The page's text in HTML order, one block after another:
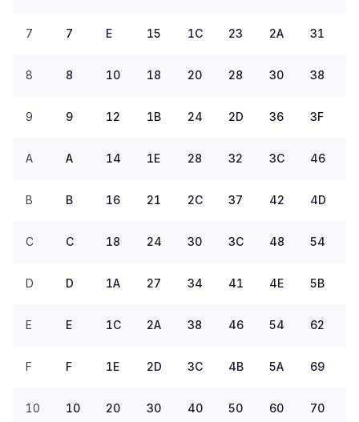
7 7 E 15 1C 23 2A 31
8 8 10 18 20 28 30 38
9 9 12 1B 24 2D 36 3F
A A 14 1E 28 32 3C 46
B B 16 21 2C 37 42 4D
C C 18 24 30 3C 48 54
D D 1A 27 34 41 4E 5B
E E 1C 2A 38 46 54 62
F F 1E 2D 3C 4B 5A 69
10 10 20 30 40 50 60 70